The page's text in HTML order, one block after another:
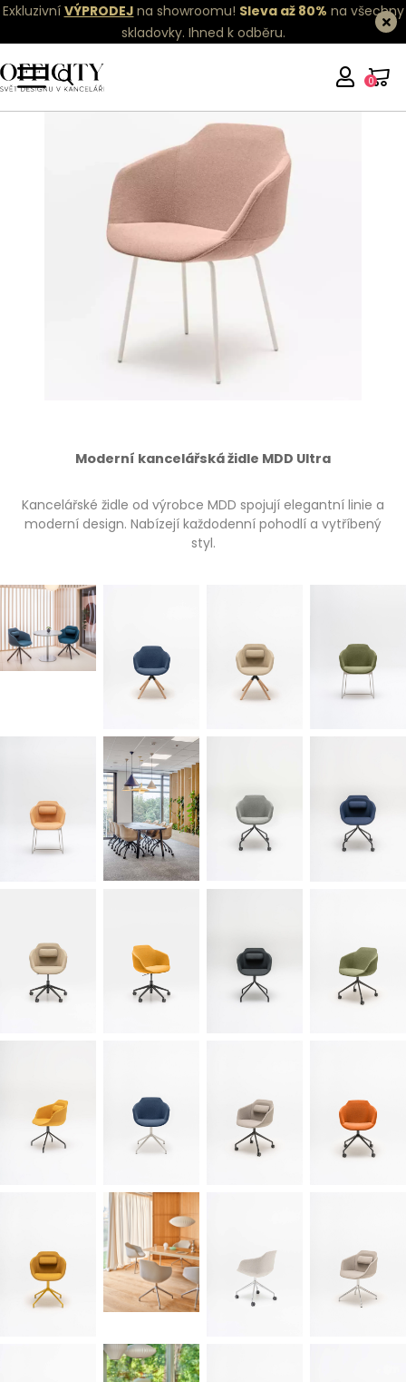
Exkluzivní VÝPRODEJ na showroomu! Sleva až 80% na všechny
skladovky. Ihned k odběru.
0
Moderní kancelářská židle MDD Ultra
Kancelářské židle od výrobce MDD spojují elegantní linie a
moderní design. Nabízejí každodenní pohodlí a vytříbený
styl.